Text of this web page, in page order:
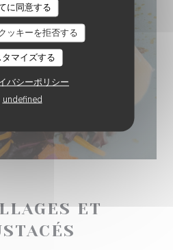
に同意する
ッキーを拒否する
タマイズする
バシーポリシー
undefined
ET